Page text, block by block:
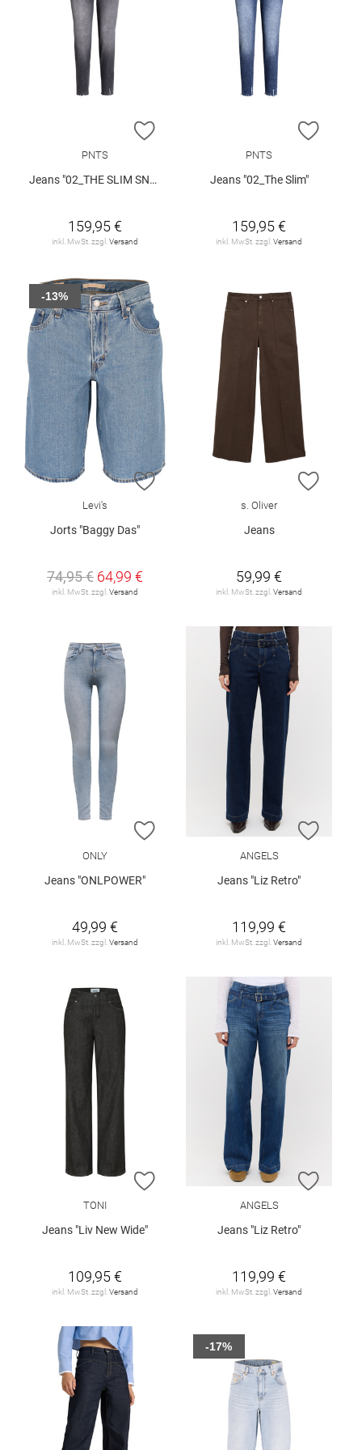
ZUR WUNSCHLISTE HINZUFÜGEN
PNTS
Jeans "02_THE SLIM SNOS"
159,95 €
inkl. MwSt. zzgl. Versand
ZUR
PNTS
Jeans "02_The Slim"
159,95 €
inkl. MwSt. zzgl. Versand
ZUR WUNSCHLISTE HINZUFÜGEN
Levi's
Jorts "Baggy Das"
74,95 € 64,99 €
inkl. MwSt. zzgl. Versand
-13%
ZUR
s. Oliver
Jeans
59,99 €
inkl. MwSt. zzgl. Versand
ZUR WUNSCHLISTE HINZUFÜGEN
ONLY
Jeans "ONLPOWER"
49,99 €
inkl. MwSt. zzgl. Versand
ZUR
ANGELS
Jeans "Liz Retro"
119,99 €
inkl. MwSt. zzgl. Versand
ZUR WUNSCHLISTE HINZUFÜGEN
TONI
Jeans "Liv New Wide"
109,95 €
inkl. MwSt. zzgl.Versand
ZUR
ANGELS
Jeans "Liz Retro"
119,99 €
inkl. MwSt. zzgl.Versand
-17%